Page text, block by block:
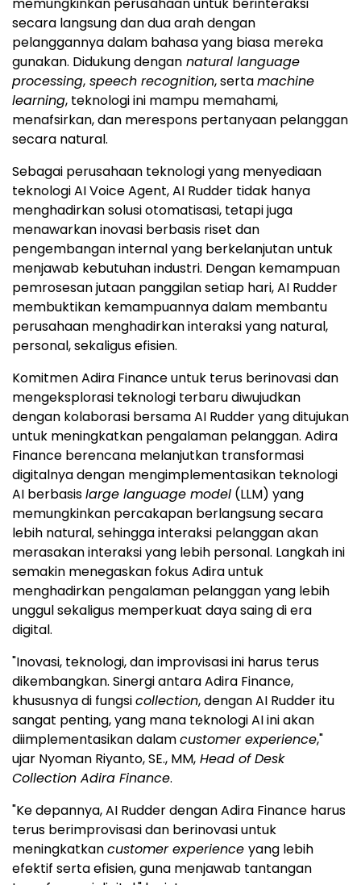
secara langsung dan dua arah dengan
pelanggannya dalam bahasa yang biasa mereka
gunakan. Didukung dengan natural language
processing, speech recognition, sertamachine
learning, teknologi ini mampu memahami,
menafsirkan, dan merespons pertanyaan pelanggan
secara natural.
Sebagai perusahaan teknologi yang menyediaan
teknologi AI Voice Agent, AI Rudder tidak hanya
menghadirkan solusi otomatisasi, tetapi juga
menawarkan inovasi berbasis riset dan
pengembangan internal yang berkelanjutan untuk
menjawab kebutuhan industri. Dengan kemampuan
pemrosesan jutaan panggilan setiap hari, AI Rudder
membuktikan kemampuannya dalam membantu
perusahaan menghadirkan interaksi yang natural,
personal, sekaligus efisien.
Komitmen Adira Finance untuk terus berinovasi dan
mengeksplorasi teknologi terbaru diwujudkan
dengan kolaborasi bersama AI Rudder yang ditujukan
untuk meningkatkan pengalaman pelanggan. Adira
Finance berencana melanjutkan transformasi
digitalnya dengan mengimplementasikan teknologi
AI berbasislarge language model (LLM) yang
memungkinkan percakapan berlangsung secara
lebih natural, sehingga interaksi pelanggan akan
merasakan interaksi yang lebih personal. Langkah ini
semakin menegaskan fokus Adira untuk
menghadirkan pengalaman pelanggan yang lebih
unggul sekaligus memperkuat daya saing di era
digital.
"Inovasi, teknologi, dan improvisasi ini harus terus
dikembangkan. Sinergi antara Adira Finance,
khususnya di fungsicollection, dengan AI Rudder itu
sangat penting, yang mana teknologi AI ini akan
diimplementasikan dalamcustomer experience,"
ujar Nyoman Riyanto, SE., MM, Head of Desk
Collection Adira Finance.
"Ke depannya, AI Rudder dengan Adira Finance harus
terus berimprovisasi dan berinovasi untuk
meningkatkancustomer experience yang lebih
efektif serta efisien, guna menjawab tantangan